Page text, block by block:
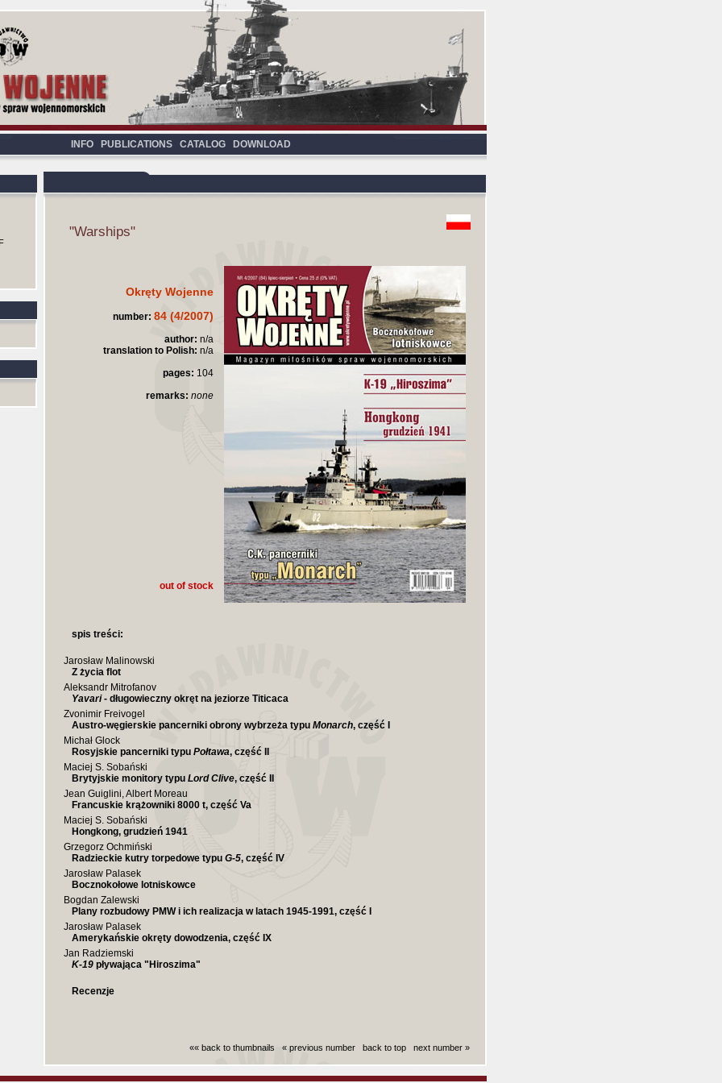
INFO PUBLICATIONS CATALOG DOWNLOAD
"Warships"
Okręty Wojenne
number: 84 (4/2007)
author: n/a
translation to Polish: n/a
pages: 104
remarks: none
out of stock
spis treści:
Jarosław Malinowski
Z życia flot
Aleksandr Mitrofanov
Yavari- długowieczny okręt na jeziorze Titicaca
Zvonimir Freivogel
Austro-węgierskie pancerniki obrony wybrzeża typu Monarch, część I
Michał Glock
Rosyjskie pancerniki typu Połtawa, część II
Maciej S. Sobański
Brytyjskie monitory typu Lord Clive, część II
Jean Guiglini, Albert Moreau
Francuskie krążowniki 8000 t, część Va
Maciej S. Sobański
Hongkong, grudzień 1941
Grzegorz Ochmiński
Radzieckie kutry torpedowe typu G-5, część IV
Jarosław Palasek
Bocznokołowe lotniskowce
Bogdan Zalewski
Plany rozbudowy PMW i ich realizacja w latach 1945-1991, część I
Jarosław Palasek
Amerykańskie okręty dowodzenia, część IX
Jan Radziemski
K-19 pływająca "Hiroszima"
Recenzje
«« back to thumbnails « previous number back to top next number »